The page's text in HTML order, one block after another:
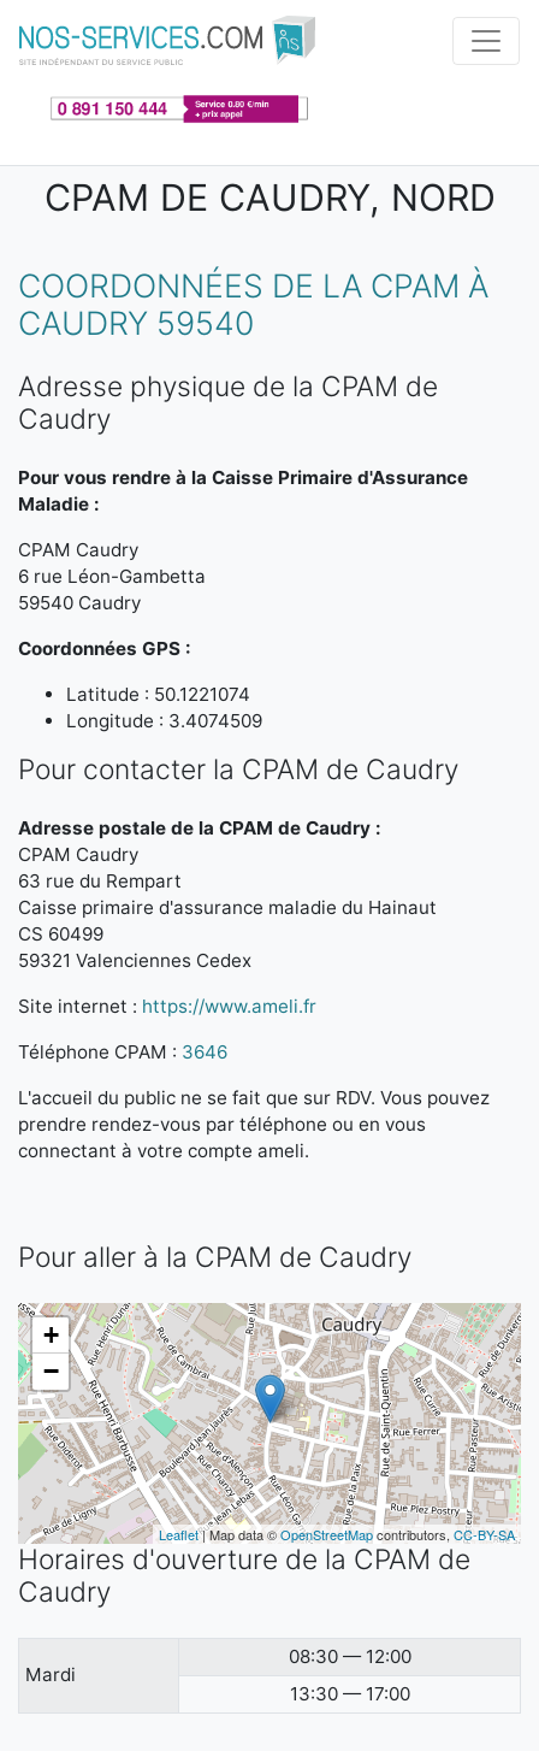
Aller au contenu principal
CPAM DE CAUDRY, NORD
COORDONNÉES DE LA CPAM À
CAUDRY 59540
Adresse physique de la CPAM de
Caudry
Pour vous rendre à la Caisse Primaire d'Assurance
Maladie :
CPAM Caudry
6 rue Léon-Gambetta
59540 Caudry
Coordonnées GPS :
Latitude : 50.1221074
Longitude : 3.4074509
Pour contacter la CPAM de Caudry
Adresse postale de la CPAM de Caudry :
CPAM Caudry
63 rue du Rempart
Caisse primaire d'assurance maladie du Hainaut
CS 60499
59321 Valenciennes Cedex
Site internet : https://www.ameli.fr
Téléphone CPAM : 3646
L'accueil du public ne se fait que sur RDV. Vous pouvez
prendre rendez-vous par téléphone ou en vous
connectant à votre compte ameli.
Pour aller à la CPAM de Caudry
+
−
Leaflet| Map data ©OpenStreetMapcontributors, CC-BY-SA
Horaires d'ouverture de la CPAM de
Caudry
Mardi
08:30 — 12:00
13:30 — 17:00